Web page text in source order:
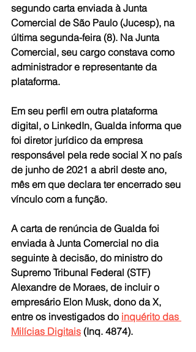
segundo carta enviada à Junta
Comercial de São Paulo (Jucesp), na
última segunda-feira (8). Na Junta
Comercial, seu cargo constava como
administrador e representante da
plataforma.
Em seu perfil em outra plataforma
digital, o LinkedIn, Gualda informa que
foi diretor jurídico da empresa
responsável pela rede social X no país
de junho de 2021 a abril deste ano,
mês em que declara ter encerrado seu
vínculo com a função.
A carta de renúncia de Gualda foi
enviada à Junta Comercial no dia
seguinte à decisão, do ministro do
Supremo Tribunal Federal (STF)
Alexandre de Moraes, de incluir o
empresário Elon Musk, dono da X,
entre os investigados do inquérito das
Milícias Digitais (Inq. 4874).